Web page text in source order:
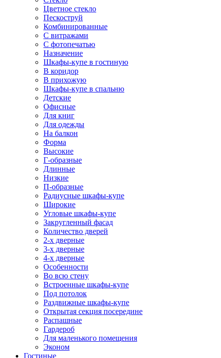
Цветное стекло
Пескоструй
Комбинированные
С витражами
С фотопечатью
Назначение
Шкафы-купе в гостиную
В коридор
В прихожую
Шкафы-купе в спальню
Детские
Офисные
Для книг
Для одежды
На балкон
Форма
Высокие
Г-образные
Длинные
Низкие
П-образные
Радиусные шкафы-купе
Широкие
Угловые шкафы-купе
Закругленный фасад
Количество дверей
2-х дверные
3-х дверные
4-х дверные
Особенности
Во всю стену
Встроенные шкафы-купе
Под потолок
Раздвижные шкафы-купе
Открытая секция посередине
Распашные
Гардероб
Для маленького помещения
Эконом
Гостиные